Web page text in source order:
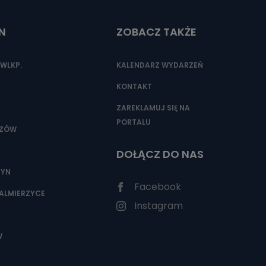
ze
ZOBACZ TAKŻE
KALENDARZ WYDARZEŃ
KONTAKT
ZAREKLAMUJ SIĘ NA
PORTALU
DOŁĄCZ DO NAS
Facebook
Instagram